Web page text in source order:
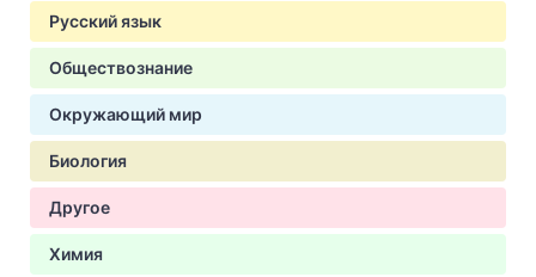
Русский язык
Обществознание
Окружающий мир
Биология
Другое
Химия